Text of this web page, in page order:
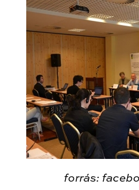
forrás: